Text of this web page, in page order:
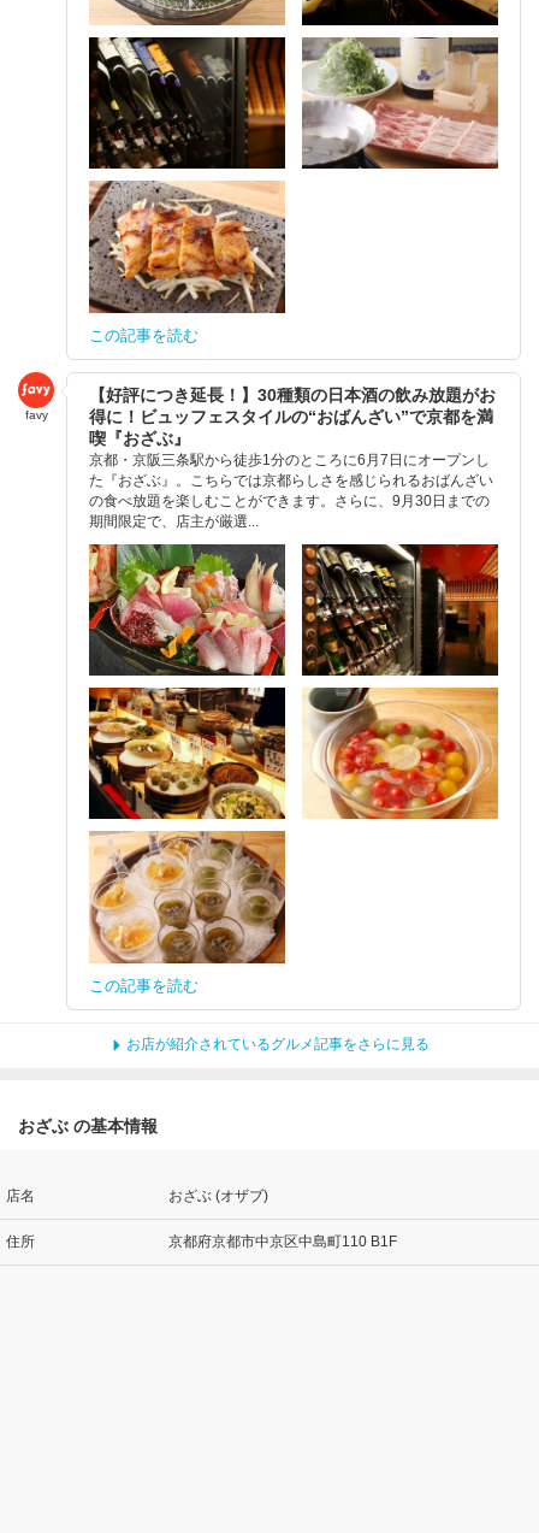
この記事を読む
favy
【好評につき延長！】30種類の日本酒の飲み放題がお
得に！ビュッフェスタイルの“おばんざい”で京都を満
喫『おざぶ』
京都・京阪三条駅から徒歩1分のところに6月7日にオープンし
た『おざぶ』。こちらでは京都らしさを感じられるおばんざい
の食べ放題を楽しむことができます。さらに、9月30日までの
期間限定で、店主が厳選...
この記事を読む
お店が紹介されているグルメ記事をさらに見る
おざぶ の基本情報
店名 おざぶ (オザブ)
住所 京都府京都市中京区中島町110 B1F